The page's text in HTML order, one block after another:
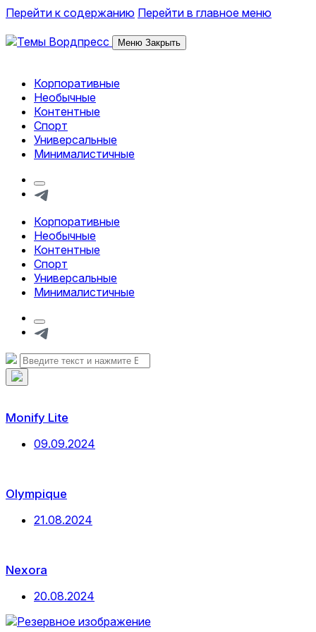
Перейти к содержанию Перейти в главное меню
Меню Закрыть
Обзор тем и шаблонов Вордпресс
Корпоративные
Необычные
Контентные
Спорт
Универсальные
Минималистичные
Кнопка
формы
Обзор тем и шаблонов Вордпресс
Корпоративные
Необычные
Контентные
Спорт
Универсальные
Минималистичные
Кнопка
формы
Искать:
Поиск
Скрыть
Monify Lite
Дата
09.09.2024
Olympique
Дата
21.08.2024
Nexora
Дата
20.08.2024